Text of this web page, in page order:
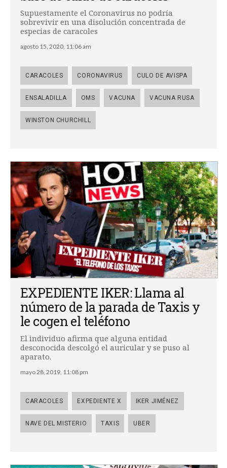
Supuestamente el Coronavirus no podría
sobrevivir en una disolución concentrada de
especias de caracoles
agosto 15, 2020, 11:06 am
CARACOLES CORONAVIRUS CULO DE AVISPA
ENSALADILLA OMS VACUNA VACUNA RUSA
WINSTON CHURCHILL
EXPEDIENTE IKER: Llama al
número de la parada de Taxis y
le cogen el teléfono
El individuo afirma que alguna entidad
desconocida descolgó el auricular y se puso al
aparato.
mayo 28, 2019, 11:08 pm
CARACOLES EXPEDIENTE X IKER JIMÉNEZ
NAVE DEL MISTERIO TAXIS UBER